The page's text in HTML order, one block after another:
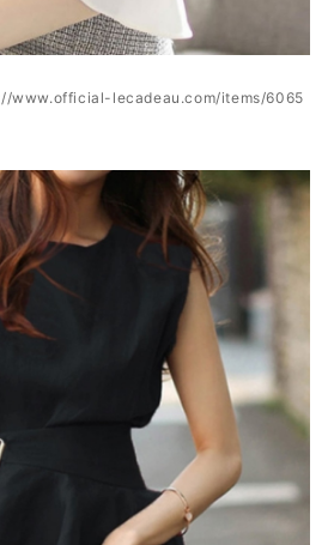
www.official-lecadeau.com/items/6065